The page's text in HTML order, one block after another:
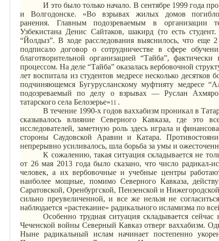
И это было только начало. В сентябре 1999 года
и Волгодонске. «Во взрывах жилых домов
ранения. Главнымподозреваемым в организации
Узбекистана Денис Сайтаков,шакирд (то есть
“Йолдыз”. В ходе расследования выяснилось, что еще 2
подписало договор о сотрудничестве в сфере
благотворительной организацией “Тайба”, фактически
процессом. На деле “Тайба” оказалась вербовочной
лет воспитала из студентов медресе несколько
подчиняющемсяБугурусланскому муфтияту медресе “
подозреваемый по делу о взрывах — Руслан
татарского села Белозерье»11 .
В течение 1990-х годов ваххабизм проникал в
сказывалось влияние Северного Кавказа, где это
исследователей, заметную роль здесь играла и
стороны Саудовской Аравии и Катара.
непрерывно усиливалось, шла борьба за умы и
К сожалению, такая ситуация складывается не
от 26 мая 2013 года было сказано, что число радикал-
человек, а их вербовочные и учебные центры
наиболее мощные, помимо Северного Кавказа,
Саратовской, Оренбургской, Пензенской и
сильно преувеличенной, и все же нельзя не
наблюдается «растекание» радикального исламизма по
Особенно трудная ситуация складывается
Чеченской войны Северный Кавказ отверг ваххабизм.
Ныне радикальный ислам начинает постепенно